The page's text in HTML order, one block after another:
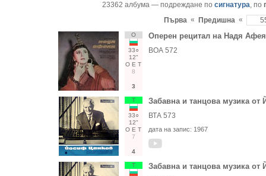
23362 албума — подреждане по сигнатура, по
Първа « Предишна «
О
33○
12"
О Е Т
8
3
Оперен рецитал на Надя
ВОА 572
Т
33○
12"
О Е Т
7
4
Забавна и танцова музика
ВТА 573
дата на запис: 1967
Т Забавна и танцова музика